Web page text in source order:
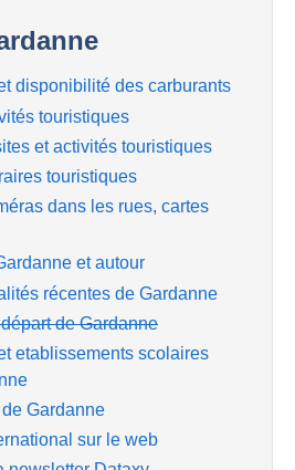
disponibilité des carburants
touristiques
et activités touristiques
touristiques
dans les rues, cartes
et autour
récentes de Gardanne
de Gardanne
etablissements scolaires
Gardanne
sur le web